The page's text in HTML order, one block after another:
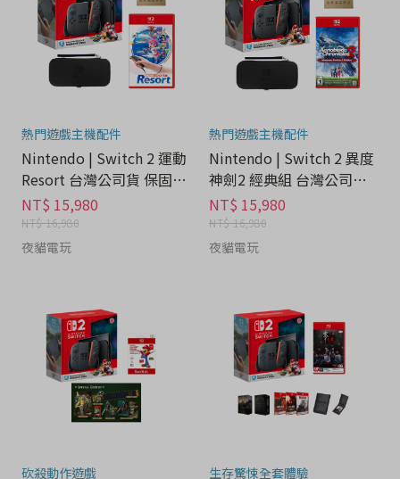
熱門遊戲主機配件
Nintendo | Switch 2 運動
Resort 台灣公司貨 保固一
年 - 3C科技分期
NT$ 15,980
NT$ 16,980
夜貓電玩
熱門遊戲主機配件
Nintendo | Switch 2 異度
神劍2 經典組 台灣公司貨
保固一年 - 3C科技分期
NT$ 15,980
NT$ 16,980
夜貓電玩
砍殺動作遊戲 生存驚悚全套體驗